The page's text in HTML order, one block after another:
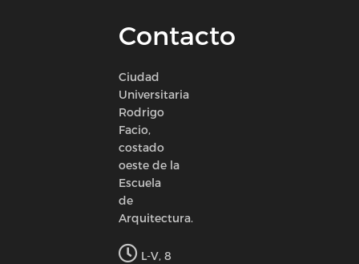
Contacto
Ciudad
Universitaria
Rodrigo
Facio,
costado
oeste de la
Escuela
de
Arquitectura.
L-V, 8